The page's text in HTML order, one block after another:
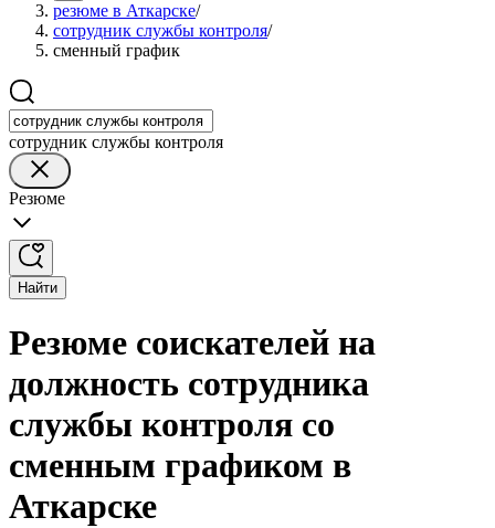
резюме в Аткарске/
сотрудник службы контроля/
сменный график
сотрудник службы контроля
Резюме
Найти
Резюме соискателей на
должность сотрудника
службы контроля со
сменным графиком в
Аткарске